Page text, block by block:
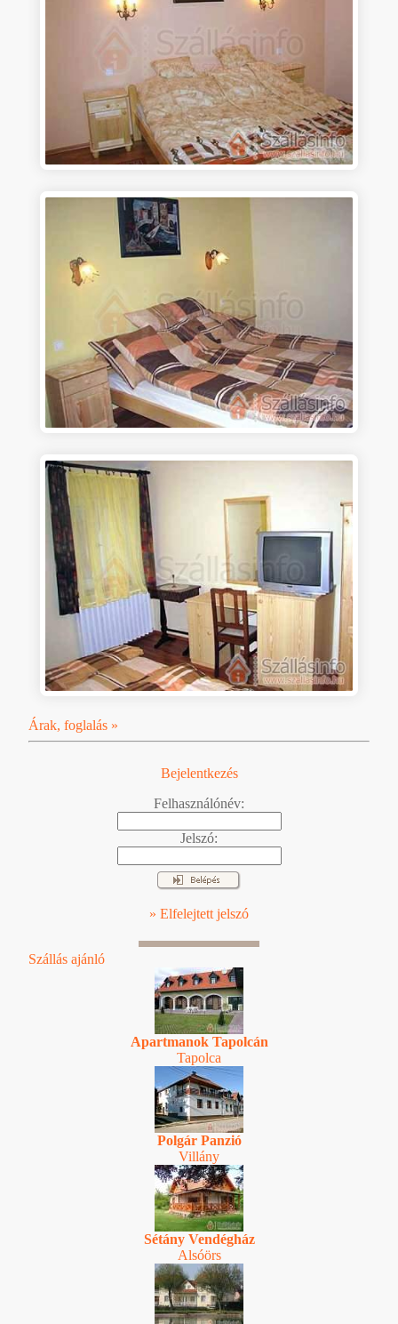
Árak, foglalás »
Bejelentkezés
Felhasználónév:
Jelszó:
» Elfelejtett jelszó
Szállás ajánló
Apartmanok Tapolcán
Tapolca
Polgár Panzió
Villány
Sétány Vendégház
Alsóörs